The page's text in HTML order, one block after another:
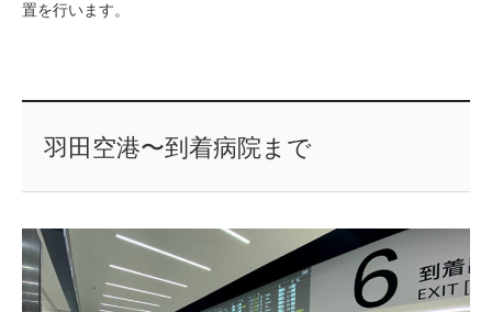
置を行います。
羽田空港〜到着病院まで